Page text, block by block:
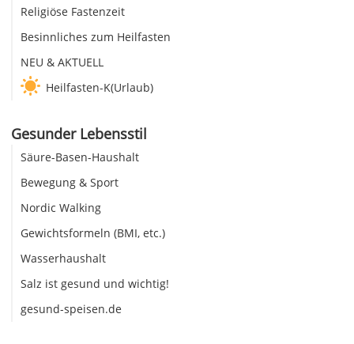
Religiöse Fastenzeit
Besinnliches zum Heilfasten
NEU & AKTUELL
Heilfasten-K(Urlaub)
Gesunder Lebensstil
Säure-Basen-Haushalt
Bewegung & Sport
Nordic Walking
Gewichtsformeln (BMI, etc.)
Wasserhaushalt
Salz ist gesund und wichtig!
gesund-speisen.de